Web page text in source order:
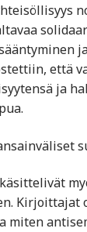
että
ja
miten